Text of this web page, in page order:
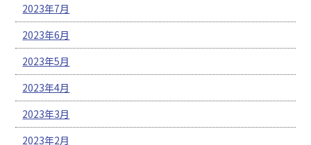
2023年7月
2023年6月
2023年5月
2023年4月
2023年3月
2023年2月